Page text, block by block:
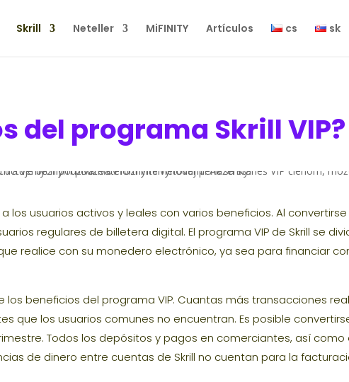
Skrill Neteller MiFINITY Artículos cs sk
del programa Skrill VIP?
usuarios activos y leales con varios beneficios. Al
regulares de billetera digital. El programa VIP de Skrill se
realice con su monedero electrónico, ya sea para financiar
los beneficios del programa VIP. Cuantas más transacciones
que los usuarios comunes no encuentran. Es posible
Todos los depósitos y pagos en comerciantes, así como
de dinero entre cuentas de Skrill no cuentan para la